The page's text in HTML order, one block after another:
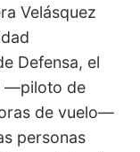
Velásquez
Defensa, el
—piloto de
de vuelo—
personas